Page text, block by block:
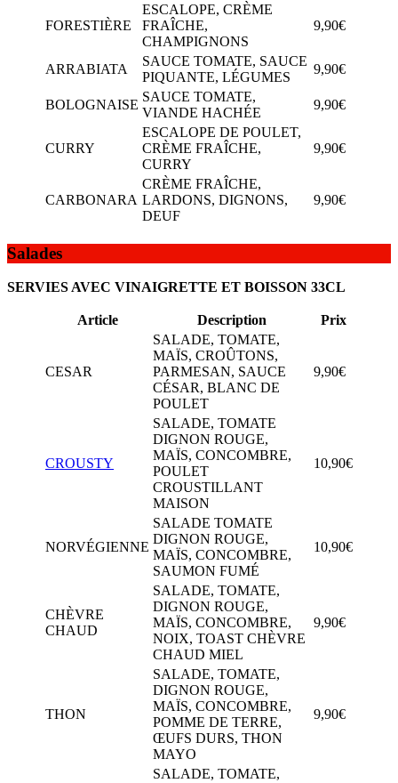
FORESTIÈRE
ESCALOPE, CRÈME
FRAÎCHE,
CHAMPIGNONS
9,90€
ARRABIATA
SAUCE TOMATE, SAUCE
PIQUANTE, LÉGUMES
9,90€
BOLOGNAISE
SAUCE TOMATE,
VIANDE HACHÉE
9,90€
CURRY
ESCALOPE DE POULET,
CRÈME FRAÎCHE,
CURRY
9,90€
CARBONARA
CRÈME FRAÎCHE,
LARDONS, DIGNONS,
DEUF
9,90€
Salades
SERVIES AVEC VINAIGRETTE ET BOISSON 33CL
Article Description Prix
CESAR
SALADE, TOMATE,
MAÏS, CROÛTONS,
PARMESAN, SAUCE
CÉSAR, BLANC DE
POULET
9,90€
CROUSTY
SALADE, TOMATE
DIGNON ROUGE,
MAÏS, CONCOMBRE,
POULET
CROUSTILLANT
MAISON
10,90€
NORVÉGIENNE
SALADE TOMATE
DIGNON ROUGE,
MAÏS, CONCOMBRE,
SAUMON FUMÉ
10,90€
CHÈVRE
CHAUD
SALADE, TOMATE,
DIGNON ROUGE,
MAÏS, CONCOMBRE,
NOIX, TOAST CHÈVRE
CHAUD MIEL
9,90€
THON
SALADE, TOMATE,
DIGNON ROUGE,
MAÏS, CONCOMBRE,
POMME DE TERRE,
ŒUFS DURS, THON
MAYO
9,90€
SALADE, TOMATE,